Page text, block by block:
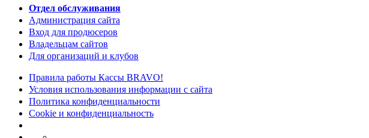
Отдел обслуживания
Администрация сайта
Вход для продюсеров
Владельцам сайтов
Для организаций и клубов
Правила работы Кассы BRAVO!
Условия использования информации с сайта
Политика конфиденциальности
Cookie и конфиденциальность